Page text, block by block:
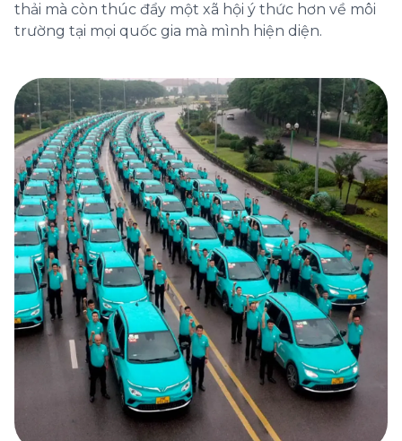
thải mà còn thúc đẩy một xã hội ý thức hơn về môi
trường tại mọi quốc gia mà mình hiện diện.